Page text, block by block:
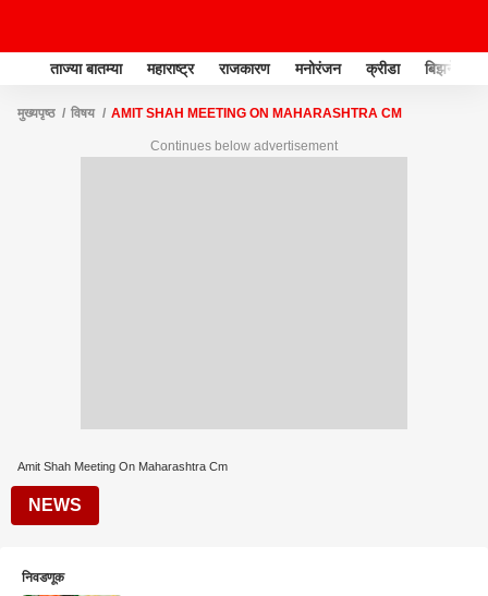
ताज्या बातम्या महाराष्ट्र राजकारण मनोरंजन क्रीडा बिझनेस
मुख्यपृष्ठ विषय AMIT SHAH MEETING ON MAHARASHTRA CM
Continues below advertisement
Amit Shah Meeting On Maharashtra Cm
NEWS
निवडणूक